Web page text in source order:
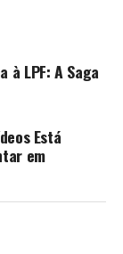
à LPF: A Saga
Está
em